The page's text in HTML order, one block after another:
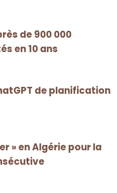
de 900 000
en 10 ans
de planification
» en Algérie pour la